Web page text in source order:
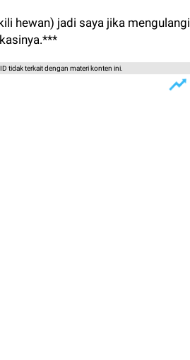
hewan) jadi saya jika mengulangi
tidak terkait dengan materi konten ini.